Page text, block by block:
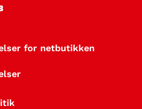
for netbutikken